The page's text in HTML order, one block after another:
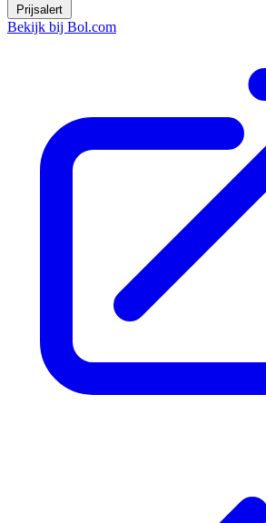
Prijsalert
Bekijk bij Bol.com